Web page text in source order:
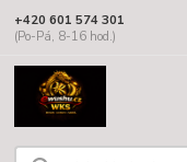
+420 601 574 301
(Po-Pá, 8-16 hod.)